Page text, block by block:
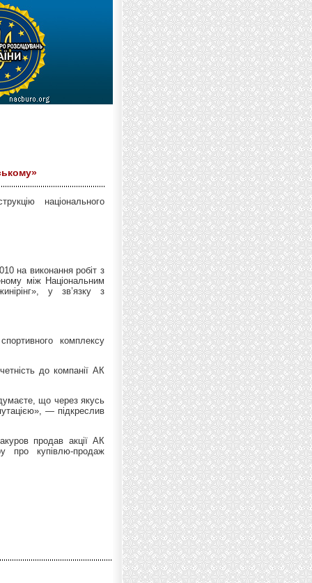
національного
на виконання робіт з
між Національним
у зв’язку з
комплексу
до компанії АК
що через якусь
— підкреслив
продав акції АК
про купівлю-продаж